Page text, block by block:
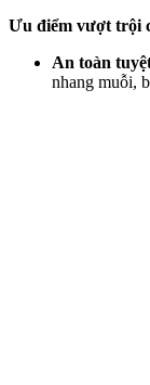
Ưu điểm vượt trội
An toàn
nhang muỗi,